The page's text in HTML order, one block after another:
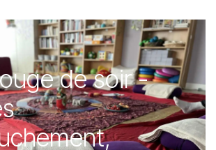
de soir -